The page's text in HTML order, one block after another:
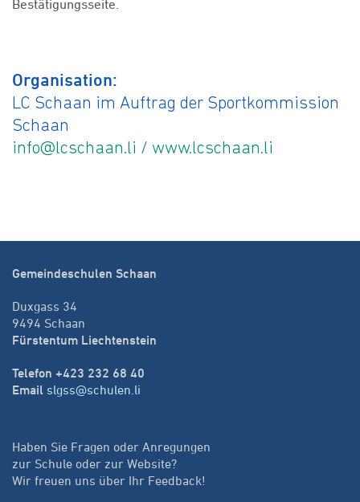
Bestätigungsseite.
Organisation:
LC Schaan im Auftrag der Sportkommission
Schaan
info@lcschaan.li / www.lcschaan.li
Gemeindeschulen Schaan
Duxgass 34
9494 Schaan
Fürstentum Liechtenstein
Telefon +423 232 68 40
Email slgss@schulen.li
Haben Sie Fragen oder Anregungen
zur Schule oder zur Website?
Wir freuen uns über Ihr Feedback!